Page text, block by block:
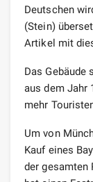
Deutschen
(Stein)
Artikel mit
Das
aus dem Jahr
mehr
Um von
Kauf eines
der gesamten